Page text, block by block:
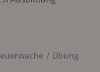
/ Übung